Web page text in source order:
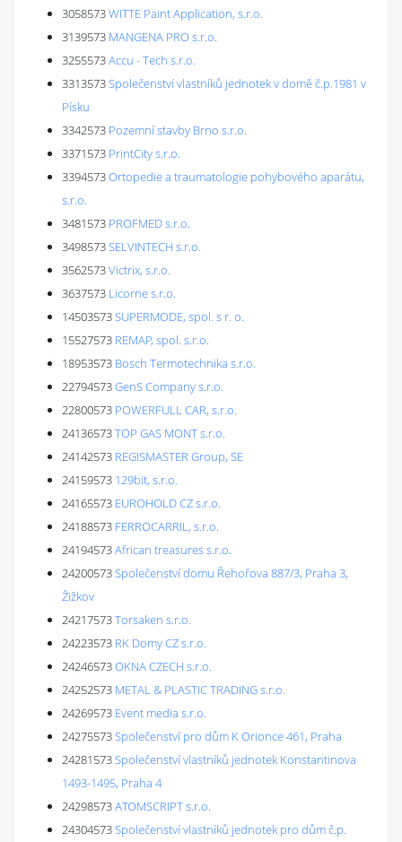
3058573WITTE Paint Application, s.r.o.
3139573 MANGENA PRO s.r.o.
3255573Accu - Tech s.r.o.
3313573Společenství vlastníků jednotek v domě č.p.1981 v
Písku
3342573 Pozemní stavby Brno s.r.o.
3371573 PrintCity s.r.o.
3394573Ortopedie a traumatologie pohybového aparátu,
s.r.o.
3481573 PROFMED s.r.o.
3498573SELVINTECH s.r.o.
3562573Victrix, s.r.o.
3637573 Licorne s.r.o.
14503573SUPERMODE, spol. s r. o.
15527573 REMAP, spol. s.r.o.
18953573 Bosch Termotechnika s.r.o.
22794573GenS Company s.r.o.
22800573 POWERFULL CAR, s.r.o.
24136573TOP GAS MONT s.r.o.
24142573 REGISMASTER Group, SE
24159573 129bit, s.r.o.
24165573 EUROHOLD CZ s.r.o.
24188573 FERROCARRIL, s.r.o.
24194573African treasures s.r.o.
24200573Společenství domu Řehořova 887/3, Praha 3,
Žižkov
24217573Torsaken s.r.o.
24223573 RK Domy CZ s.r.o.
24246573OKNA CZECH s.r.o.
24252573 METAL & PLASTIC TRADING s.r.o.
24269573 Event media s.r.o.
24275573Společenství pro dům K Orionce 461, Praha
24281573Společenství vlastníků jednotek Konstantinova
1493-1495, Praha 4
24298573ATOMSCRIPT s.r.o.
24304573Společenství vlastníků jednotek pro dům č.p.